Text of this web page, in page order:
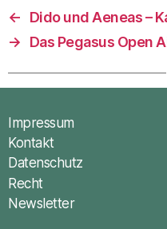
←
Dido und Aeneas –
→
Das Pegasus Open
Impressum
Kontakt
Datenschutz
Recht
Newsletter